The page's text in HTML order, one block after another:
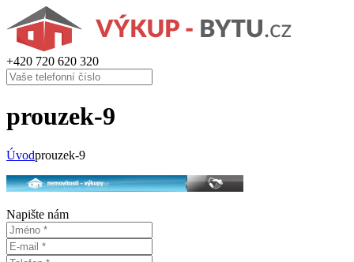
+420 720 620 320
prouzek-9
Úvodprouzek-9
Napište nám